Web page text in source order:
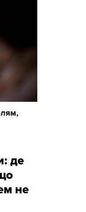
де
не